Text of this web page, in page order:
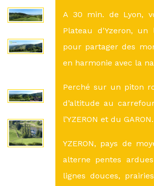
A 30 min. de Lyon,
Plateau d'Yzeron, un
pour partager des
en harmonie avec la
Perché sur un piton
d’altitude au
l’YZERON et du GARON.
YZERON, pays de
alterne pentes
lignes douces,